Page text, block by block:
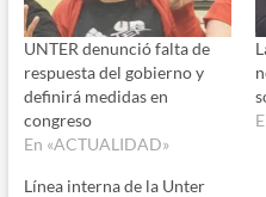
UNTER denunció falta de
respuesta del gobierno y
definirá medidas en
congreso
En «ACTUALIDAD»
Línea interna de la Unter